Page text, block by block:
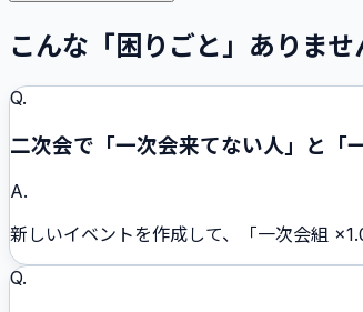
こんな「困りごと」ありませ
Q.
二次会で「一次会来てない人」と「
A.
新しいイベントを作成して、「一次会組
Q.